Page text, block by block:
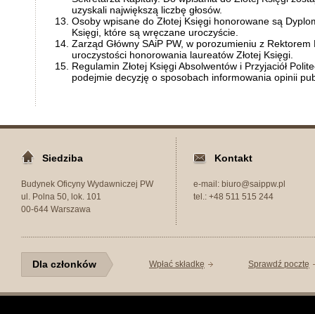
uzyskali największą liczbę głosów.
Osoby wpisane do Złotej Księgi honorowane są
Księgi, które są wręczane uroczyście.
Zarząd Główny SAiP PW, w porozumieniu z
uroczystości honorowania laureatów Złotej Księgi.
Regulamin Złotej Księgi Absolwentów i Przyjaciół
podejmie decyzję o sposobach informowania opinii
Siedziba
Budynek Oficyny Wydawniczej PW
ul. Polna 50, lok. 101
00-644 Warszawa
Kontakt
e-mail: biuro@saippw.pl
tel.: +48 511 515 244
Dla członków Wpłać składkę Sprawdź pocztę